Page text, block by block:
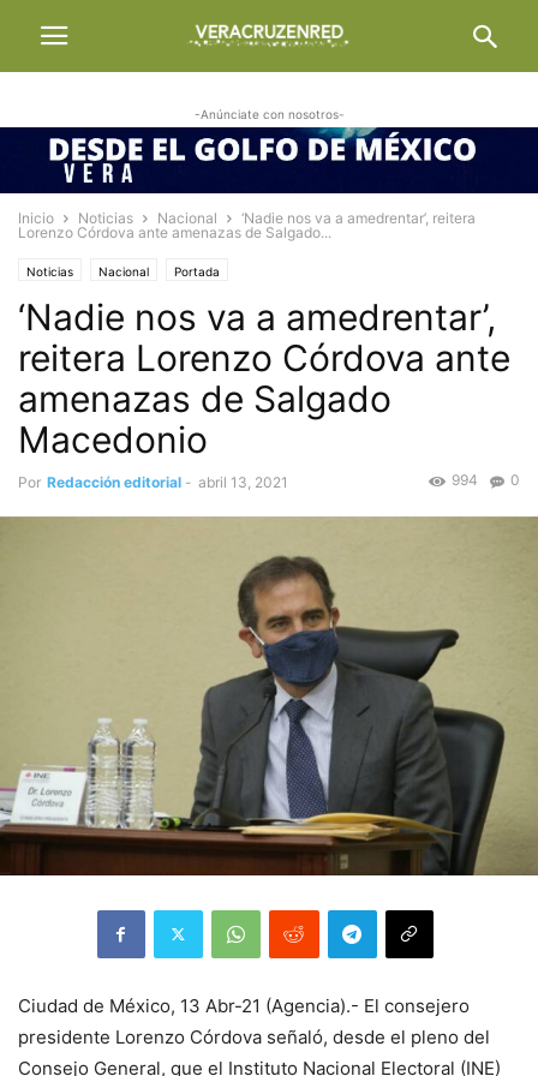
-Anúnciate con nosotros-
Inicio Noticias Nacional
‘Nadie nos va a amedrentar’, reitera
Lorenzo Córdova ante amenazas de Salgado...
Noticias Nacional Portada
‘Nadie nos va a amedrentar’,
reitera Lorenzo Córdova ante
amenazas de Salgado
Macedonio
Por Redacción editorial - abril 13, 2021 0
994
Ciudad de México, 13 Abr-21 (Agencia).- El consejero
presidente Lorenzo Córdova señaló, desde el pleno del
Consejo General, que el Instituto Nacional Electoral (INE)